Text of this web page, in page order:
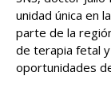
unidad única en
parte de la
de terapia fetal
oportunidades